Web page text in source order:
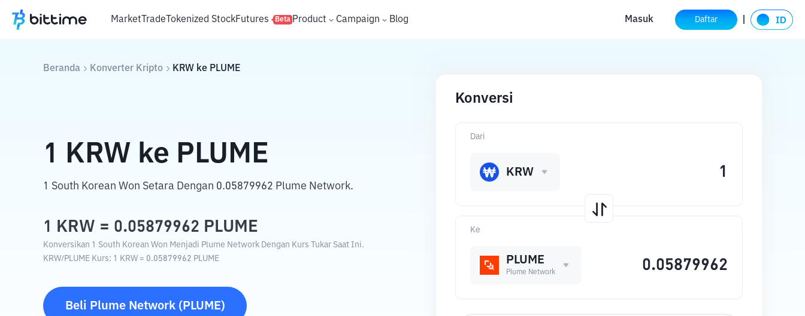
MarketTradeTokenized StockFutures Beta Product Campaign Blog Masuk Daftar
Beranda Konverter Kripto KRW ke PLUME
1 KRW ke PLUME
1 South Korean Won Setara Dengan 0.05879962 Plume Network.
1 KRW = 0.05879962 PLUME
Konversikan 1 South Korean Won Menjadi Plume Network Dengan Kurs Tukar Saat Ini.
KRW/PLUME Kurs: 1 KRW = 0.05879962 PLUME
Beli Plume Network( PLUME)
Konversi
Ke
PLUME
Plume Network
Dari
KRW